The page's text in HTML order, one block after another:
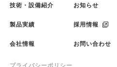
技術・設備紹介
製品実績
会社情報
お知らせ
採用情報
お問い合わせ
プライバシーポリシー